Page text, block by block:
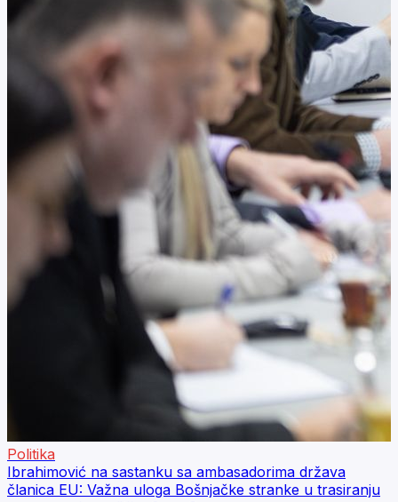
Politika
Ibrahimović na sastanku sa ambasadorima država
članica EU: Važna uloga Bošnjačke stranke u trasiranju